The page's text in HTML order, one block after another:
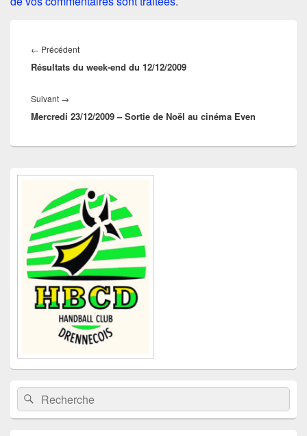
de
l’article
← PrécédentArticle
précédent :
Résultats du week-end du 12/12/2009
Suivant →
suivant :
Mercredi 23/12/2009 – Sortie de Noël au cinéma Even
Zone
barre
latérale
Recherche :Rechercher